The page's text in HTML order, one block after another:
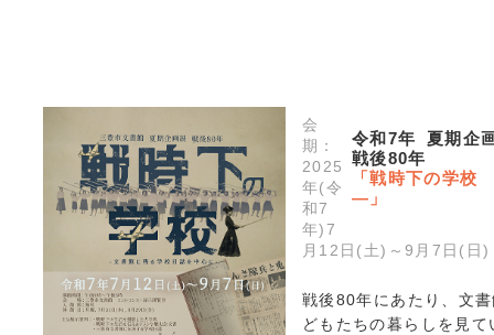
令和7年 夏期企
戦後80年
「戦時下の学
―」
会
期：
2025
年(令
和7
年)7
月12日(土)～9月7日(日)
戦後80年にあたり、文
どもたちの暮らしを見